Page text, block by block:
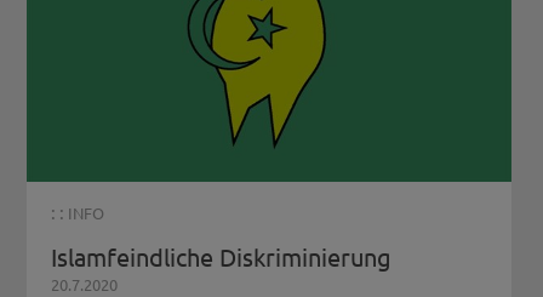
: : INFO
Islamfeindliche Diskriminierung
20.7.2020